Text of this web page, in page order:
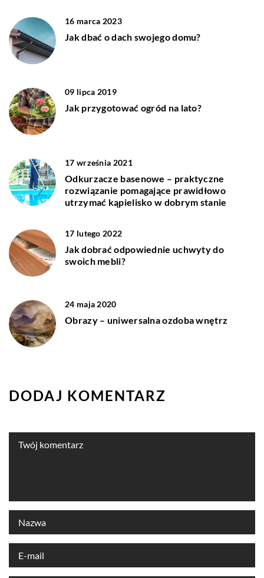
16 marca 2023
Jak dbać o dach swojego domu?
09 lipca 2019
Jak przygotować ogród na lato?
17 września 2021
Odkurzacze basenowe – praktyczne
rozwiązanie pomagające prawidłowo
utrzymać kąpielisko w dobrym stanie
17 lutego 2022
Jak dobrać odpowiednie uchwyty do
swoich mebli?
24 maja 2020
Obrazy – uniwersalna ozdoba wnętrz
DODAJ KOMENTARZ